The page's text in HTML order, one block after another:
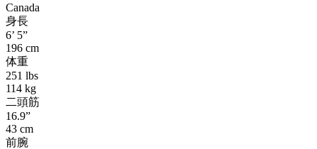
Canada
身長
6’ 5”
196 cm
体重
251 lbs
114 kg
二頭筋
16.9”
43 cm
前腕